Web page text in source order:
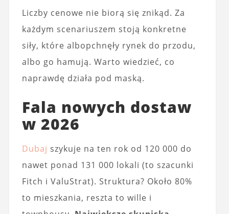
Liczby cenowe nie biorą się znikąd. Za
każdym scenariuszem stoją konkretne
siły, które albopchnęły rynek do przodu,
albo go hamują. Warto wiedzieć, co
naprawdę działa pod maską.
Fala nowych dostaw
w 2026
Dubaj szykuje na ten rok od 120 000 do
nawet ponad 131 000 lokali (to szacunki
Fitch i ValuStrat). Struktura? Około 80%
to mieszkania, reszta to wille i